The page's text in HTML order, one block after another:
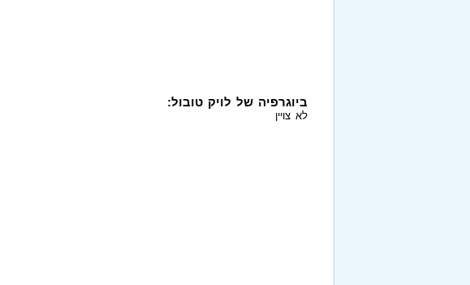
ביוגרפיה של לויק טובול:
לא צויין